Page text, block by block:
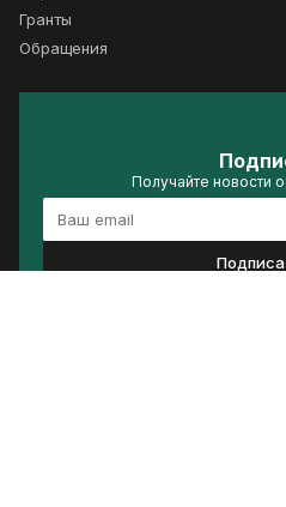
Гранты
Обращения
Получайте новости